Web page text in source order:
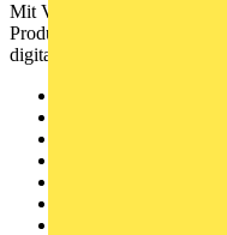
Mit Voltimum erhalten
Produktinformationen,
digitalen Plattform und